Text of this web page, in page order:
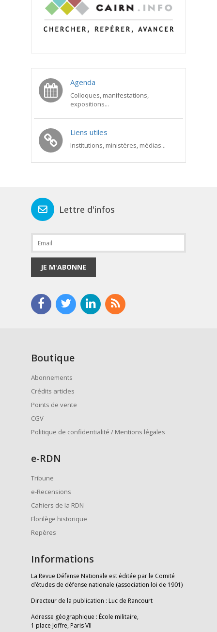
Agenda
Colloques, manifestations,
expositions...
Liens utiles
Institutions, ministères, médias...
Lettre d'infos
JE M'ABONNE
Boutique
Abonnements
Crédits articles
Points de vente
CGV
Politique de confidentialité / Mentions légales
e-RDN
Tribune
e-Recensions
Cahiers de la RDN
Florilège historique
Repères
Informations
La Revue Défense Nationale est éditée par le Comité
d’études de défense nationale (association loi de 1901)
Directeur de la publication : Luc de Rancourt
Adresse géographique : École militaire,
1 place Joffre, Paris VII